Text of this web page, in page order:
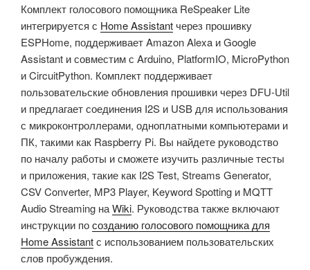
Комплект голосового помощника ReSpeaker Lite
интегрируется с Home Assistant через прошивку
ESPHome, поддерживает Amazon Alexa и Google
Assistant и совместим с Arduino, PlatformIO, MicroPython
и CircuitPython. Комплект поддерживает
пользовательские обновления прошивки через DFU-Util
и предлагает соединения I2S и USB для использования
с микроконтроллерами, одноплатными компьютерами и
ПК, такими как Raspberry Pi. Вы найдете руководство
по началу работы и сможете изучить различные тесты
и приложения, такие как I2S Test, Streams Generator,
CSV Converter, MP3 Player, Keyword Spotting и MQTT
Audio Streaming наWiki. Руководства также включают
инструкции посозданию голосового помощника для
Home Assistantс использованием пользовательских
слов пробуждения.